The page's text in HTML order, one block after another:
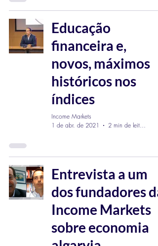
Educação
financeira e,
novos, máximos
históricos nos
índices
Income Markets
1 de abr. de 2021
2 min de leitura
Entrevista a um
dos fundadores da
Income Markets
sobre economia